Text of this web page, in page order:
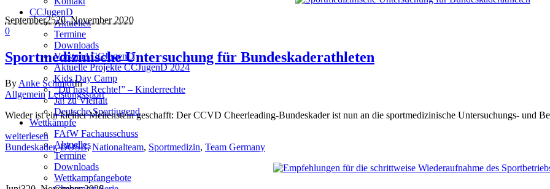
CCJugenD
Aktuelles
Termine
Downloads
Vorstand CCJugenD
Aktuelle Projekte CCJugenD 2024
Kids Day Camp
“Du hast Rechte!” – Kinderrechte
Ja! zu Vielfalt
Deutsche Sportjugend
Wettkämpfe
FAfW Fachausschuss
Aktuelles
Termine
Downloads
Wettkampfangebote
September2520. November 2020
0
Sportmedizinische Untersuchung für Bundeskaderathleten
By Anke SchmidtIn
Allgemein Leistungssport
Wieder ist ein kleiner Meilenstein geschafft: Der CCVD Cheerleading-Bundeskader ist nun an die sportmedizinische Untersuchungs- und
weiterlesen
Bundeskader,DOSB,Nationalteam, Sportmedizin, Team Germany